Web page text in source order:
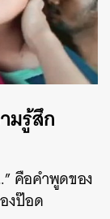
มรู้สึก
คือคำพูดของ
งป๊อด